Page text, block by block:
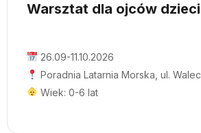
Warsztat dla ojców
26.09-11.10.2026
Poradnia Latarnia Morska, ul.
Wiek: 0-6 lat